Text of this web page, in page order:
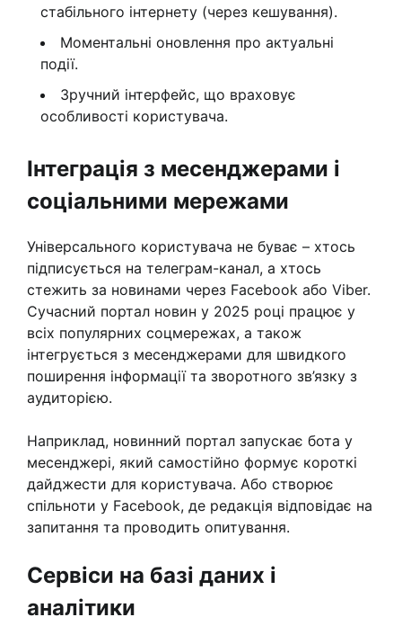
стабільного інтернету (через кешування).
Моментальні оновлення про актуальні
події.
Зручний інтерфейс, що враховує
особливості користувача.
Інтеграція з месенджерами і
соціальними мережами
Універсального користувача не буває – хтось
підписується на телеграм-канал, а хтось
стежить за новинами через Facebook або Viber.
Сучасний портал новин у 2025 році працює у
всіх популярних соцмережах, а також
інтегрується з месенджерами для швидкого
поширення інформації та зворотного зв’язку з
аудиторією.
Наприклад, новинний портал запускає бота у
месенджері, який самостійно формує короткі
дайджести для користувача. Або створює
спільноти у Facebook, де редакція відповідає на
запитання та проводить опитування.
Сервіси на базі даних і
аналітики